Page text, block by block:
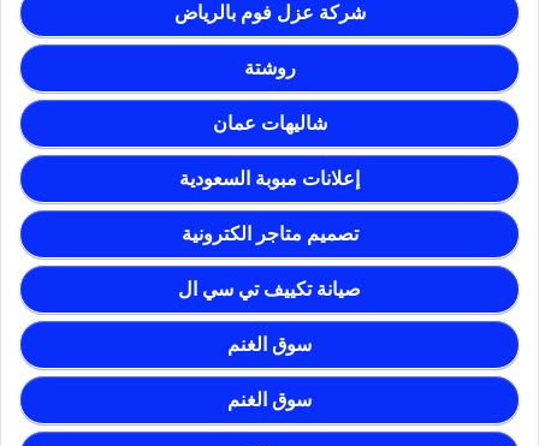
شركة عزل فوم بالرياض
روشتة
شاليهات عمان
إعلانات مبوبة السعودية
تصميم متاجر الكترونية
صيانة تكييف تي سي ال
سوق الغنم
سوق الغنم